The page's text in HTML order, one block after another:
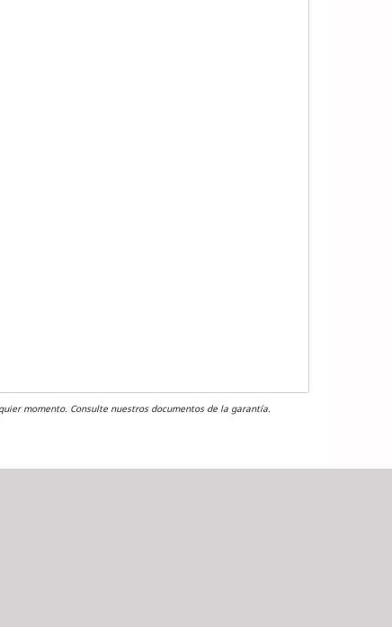
momento. Consulte nuestros documentos de la garantía.